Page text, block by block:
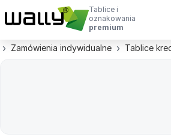
Tablice i
oznakowania
premium
Zamówienia indywidualne Tablice